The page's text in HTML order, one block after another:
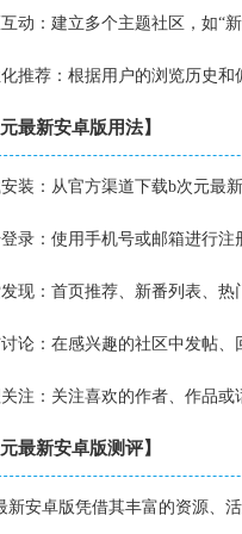
动：建立多个主题社区，如“
推荐：根据用户的浏览历史和
元最新安卓版用法】
装：从官方渠道下载b次元最
录：使用手机号或邮箱进行注
现：首页推荐、新番列表、热
论：在感兴趣的社区中发帖、
注：关注喜欢的作者、作品或
元最新安卓版测评】
新安卓版凭借其丰富的资源、